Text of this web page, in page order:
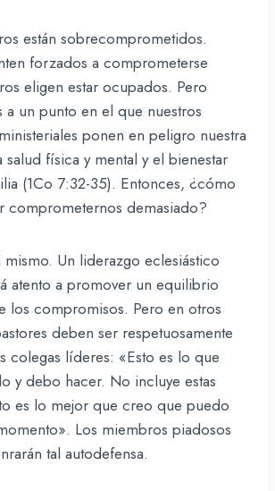
están sobrecomprometidos.
forzados a comprometerse
eligen estar ocupados. Pero
a un punto en el que nuestros
ponen en peligro nuestra
salud física y mental y el bienestar
(1Co 7:32-35). Entonces, ¿cómo
comprometernos demasiado?
Un liderazgo eclesiástico
atento a promover un equilibrio
los compromisos. Pero en otros
deben ser respetuosamente
colegas líderes: «Esto es lo que
y debo hacer. No incluye estas
es lo mejor que creo que puedo
Los miembros piadosos
tal autodefensa.